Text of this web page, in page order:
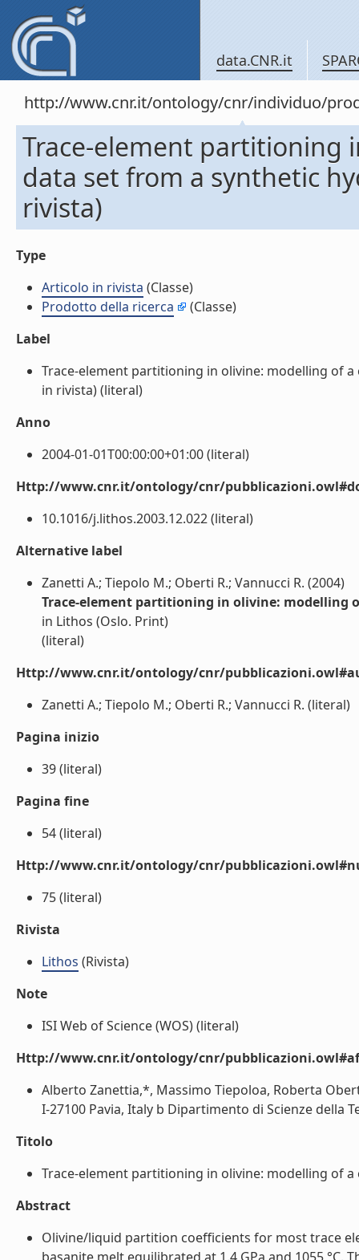
data.CNR.it
http://www.cnr.it/ontology/cnr/individuo/
Trace-element partitioning
data set from a synthetic
rivista)
Type
Articolo in rivista (Classe)
Prodotto della ricerca
(Classe)
Label
Trace-element partitioning in olivine: modelling of
in rivista) (literal)
Anno
2004-01-01T00:00:00+01:00 (literal)
Http://www.cnr.it/ontology/cnr/
10.1016/j.lithos.2003.12.022 (literal)
Alternative label
Zanetti A.; Tiepolo M.; Oberti R.; Vannucci R. (2004)
Trace-element partitioning in olivine: modelling
in Lithos (Oslo. Print)
(literal)
Http://www.cnr.it/ontology/cnr/
Zanetti A.; Tiepolo M.; Oberti R.; Vannucci R. (literal)
Pagina inizio
39 (literal)
Pagina fine
54 (literal)
Http://www.cnr.it/ontology/cnr/
75 (literal)
Rivista
Lithos (Rivista)
Note
ISI Web of Science (WOS) (literal)
Http://www.cnr.it/ontology/cnr/
Alberto Zanettia,*, Massimo Tiepoloa, Roberta
I-27100 Pavia, Italy b Dipartimento di Scienze della
Titolo
Trace-element partitioning in olivine: modelling of
Abstract
Olivine/liquid partition coefficients for most trace